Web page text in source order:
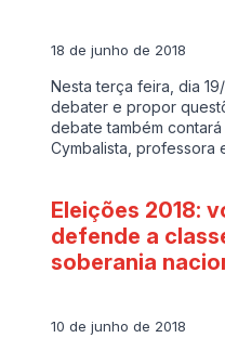
18 de junho de 2018
Nesta terça feira, dia
debater e propor
debate também
Cymbalista, professora
Eleições 2018:
defende a
soberania
10 de junho de 2018